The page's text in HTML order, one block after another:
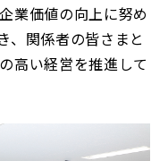
業価値の向上に努め
、関係者の皆さまと
高い経営を推進して